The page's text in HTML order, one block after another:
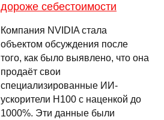
дороже себестоимости
Компания NVIDIA стала
объектом обсуждения после
того, как было выявлено, что она
продаёт свои
специализированные ИИ-
ускорители H100 с наценкой до
1000%. Эти данные были